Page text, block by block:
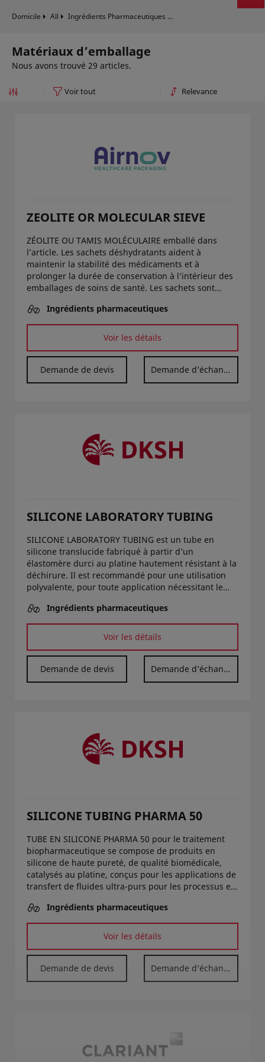
Domicile All Ingrédients Pharmaceutiques
Matériaux d’emballage
Nous avons trouvé 29 articles.
ZEOLITE OR MOLECULAR SIEVE
ZÉOLITE OU TAMIS MOLÉCULAIRE emballé dans
l’article. Les sachets déshydratants aident à
maintenir la stabilité des médicaments et à
prolonger la durée de conservation à l’intérieur des
emballages de soins de santé. Les sachets sont
nutraceutiques susceptibles de se dégrader
chimiquement ou physiquement en raison de
Ingrédients pharmaceutiques
Voir les détails
Demande de devis Demande d’échantillon
SILICONE LABORATORY TUBING
SILICONE LABORATORY TUBING est un tube en
silicone translucide fabriqué à partir d’un
élastomère durci au platine hautement résistant à la
déchirure. Il est recommandé pour une utilisation
polyvalente, pour toute application nécessitant le
applications nécessitant un tube très flexible et
résistant à la température. Il est utilisé pour le
transfert de processus de fluides pharmaceutiques,
ou de boissons. Excellent choix pour le traitement
des fluides de haute pureté ou les applications
analytiques générales.
Ingrédients pharmaceutiques
Voir les détails
Demande de devis Demande d’échantillon
SILICONE TUBING PHARMA 50
TUBE EN SILICONE PHARMA 50 pour le traitement
biopharmaceutique se compose de produits en
silicone de haute pureté, de qualité biomédicale,
catalysés au platine, conçus pour les applications de
transfert de fluides ultra-purs pour les processus en
biopharmaceutiques.
Ingrédients pharmaceutiques
Voir les détails
Demande de devis Demande d’échantillon